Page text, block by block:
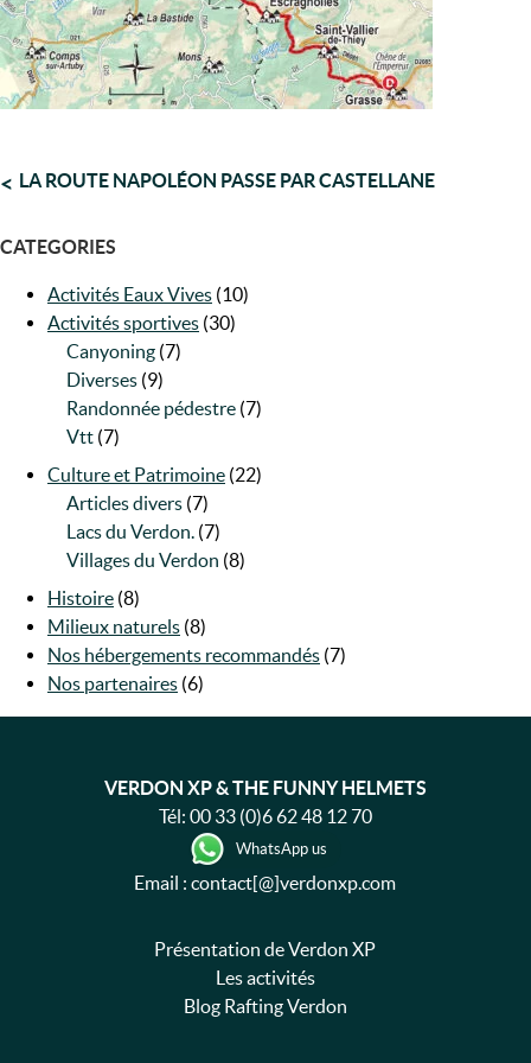
NAVIGATION
L’ARTICLE
LA ROUTE NAPOLÉON PASSE PAR CASTELLANE
CATEGORIES
Activités Eaux Vives (10)
Activités sportives (30)
Canyoning (7)
Diverses (9)
Randonnée pédestre (7)
Vtt (7)
Culture et Patrimoine (22)
Articles divers (7)
Lacs du Verdon. (7)
Villages du Verdon (8)
Histoire (8)
Milieux naturels (8)
Nos hébergements recommandés (7)
Nos partenaires (6)
VERDON XP & THE FUNNY HELMETS
Tél: 00 33 (0)6 62 48 12 70
WhatsApp us
Email : contact[@]verdonxp.com
Présentation de Verdon XP
Les activités
Blog Rafting Verdon